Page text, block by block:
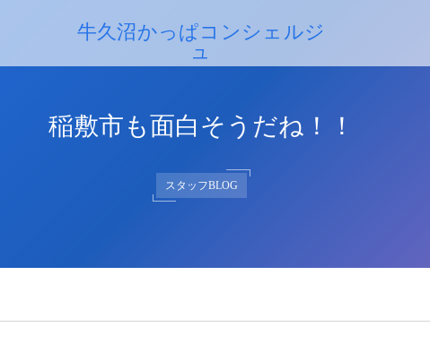
牛久沼かっぱコンシェルジ
ュ
稲敷市も面白そうだね！！
スタッフBLOG